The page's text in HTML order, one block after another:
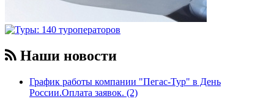
Наши новости
График работы компании "Пегас-Тур" в День
России.Оплата заявок. (2)